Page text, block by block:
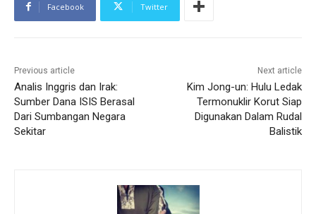
Facebook Twitter
Previous article
Analis Inggris dan Irak:
Sumber Dana ISIS Berasal
Dari Sumbangan Negara
Sekitar
Next article
Kim Jong-un: Hulu Ledak
Termonuklir Korut Siap
Digunakan Dalam Rudal
Balistik